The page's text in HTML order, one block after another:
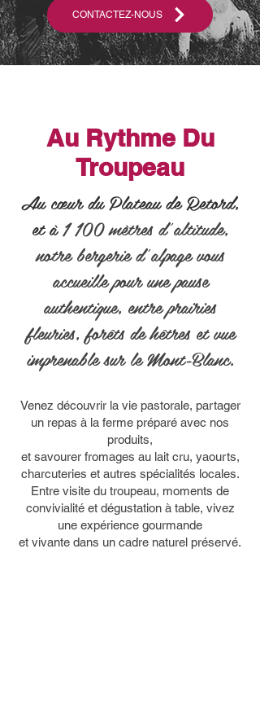
CONTACTEZ-NOUS
Au Rythme Du
Troupeau
Au cœur du Plateau de Retord,
et à1 100 mètres d’altitude,
notre bergerie d’alpage vous
accueille pour une pause
authentique, entre prairies
fleuries, forêts de hêtres et vue
imprenable sur le Mont-Blanc.
Venez découvrir la vie pastorale, partager
un repas à la ferme préparé avec nos
produits,
et savourer fromages au lait cru, yaourts,
charcuteries et autres spécialités locales.
Entre visite du troupeau, moments de
convivialité et dégustation à table, vivez
une expérience gourmande
et vivante dans un cadre naturel préservé.